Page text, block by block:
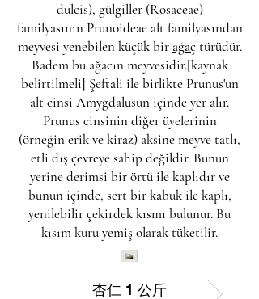
dulcis), gülgiller(Rosaceae)
familyasının Prunoideaealt familyasından
meyvesi yenebilen küçük bir ağaç türüdür.
Badem bu ağacınmeyvesidir.[kaynak
belirtilmeli] Şeftali ile birlikte Prunus'un
alt cinsi Amygdalusun içinde yer alır.
Prunus cinsinin diğer üyelerinin
(örneğinerikvekiraz) aksine meyve tatlı,
etli dış çevreye sahip değildir. Bunun
yerine derimsi bir örtü ile kaplıdır ve
bunun içinde, sert bir kabuk ile kaplı,
yenilebilir çekirdek kısmı bulunur. Bu
kısımkuru yemiş olarak tüketilir.
杏仁 1 公斤